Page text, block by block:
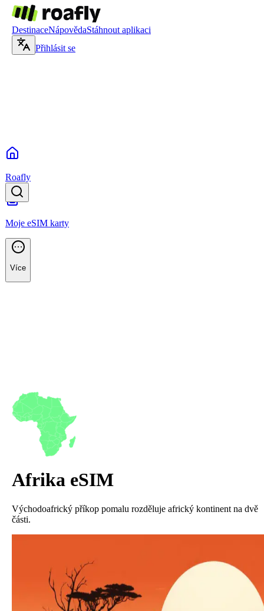
DestinaceNápovědaStáhnout aplikaci
Přihlásit se
Roafly
Moje eSIM karty
Více
Afrika eSIM
Východoafrický příkop pomalu rozděluje africký kontinent na dvě
části.